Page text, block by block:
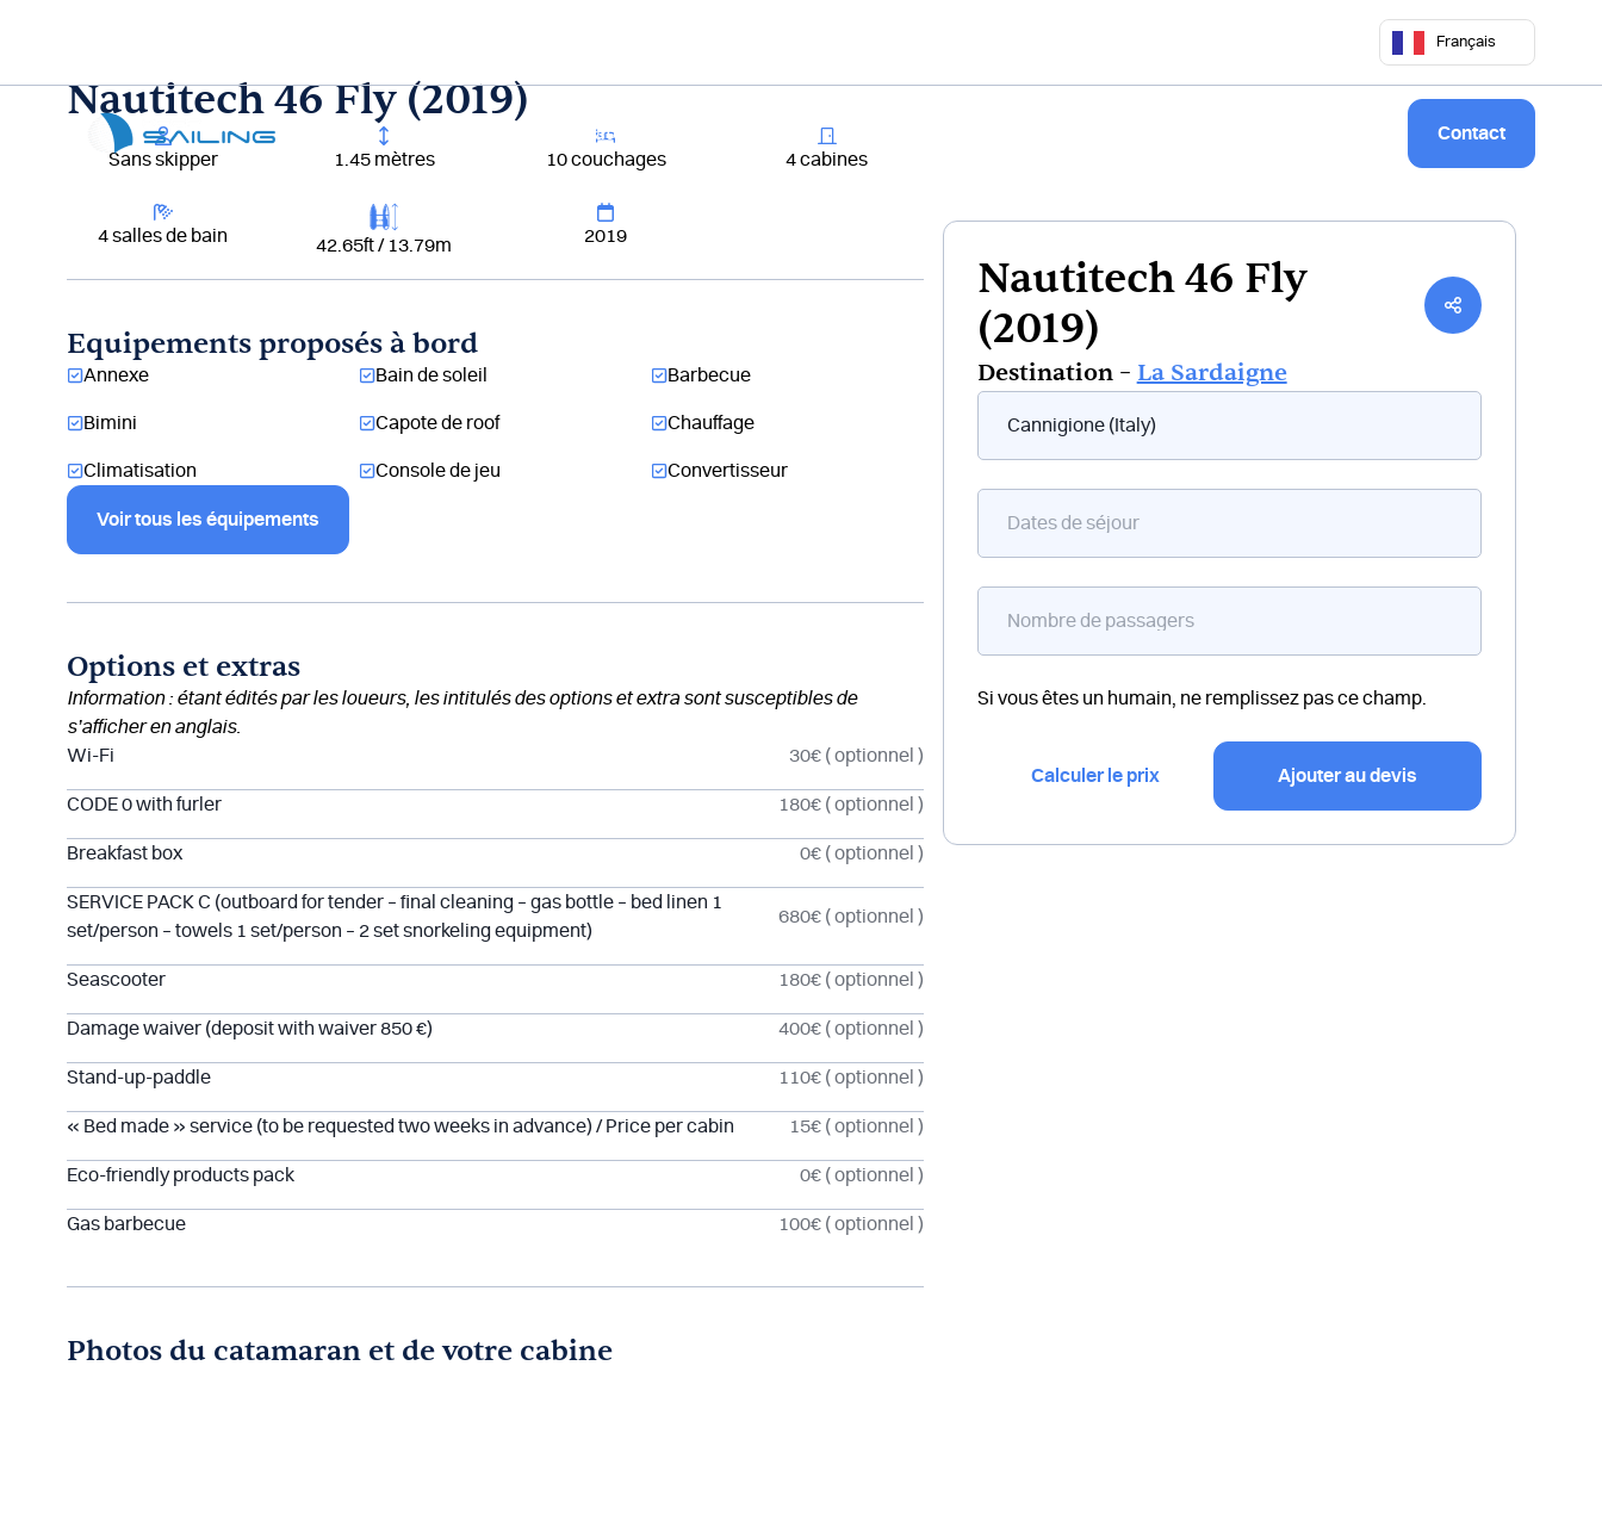
Français
Louer un bateau Contact
Nautitech 46 Fly (2019)
Sans skipper 1.45 mètres 10 couchages 4 cabines
4 salles de bain 42.65ft / 13.79m 2019
Equipements proposés à bord
Annexe Bain de soleil Barbecue
Bimini Capote de roof Chauffage
Climatisation Console de jeu Convertisseur
Voir tous les équipements
Options et extras
Information : étant édités par les loueurs, les intitulés des options et extra sont susceptibles de
s’afficher en anglais.
Wi-Fi
30€ ( optionnel )
CODE 0 with furler 180€ ( optionnel )
Breakfast box 0€ ( optionnel )
SERVICE PACK C (outboard for tender – final cleaning – gas bottle – bed linen 1
set/person – towels 1 set/person – 2 set snorkeling equipment)
680€ ( optionnel )
Seascooter 180€ ( optionnel )
Damage waiver (deposit with waiver 850 €) 400€ ( optionnel )
Stand-up-paddle 110€ ( optionnel )
« Bed made » service (to be requested two weeks in advance) / Price per cabin 15€ ( optionnel )
Eco-friendly products pack 0€ ( optionnel )
Gas barbecue 100€ ( optionnel )
Photos du catamaran et de votre cabine
Nautitech 46 Fly
(2019)
Destination – La Sardaigne
flottant
bateau
Si vous êtes un humain, ne remplissez pas ce champ.
Calculer le prix Ajouter au devis